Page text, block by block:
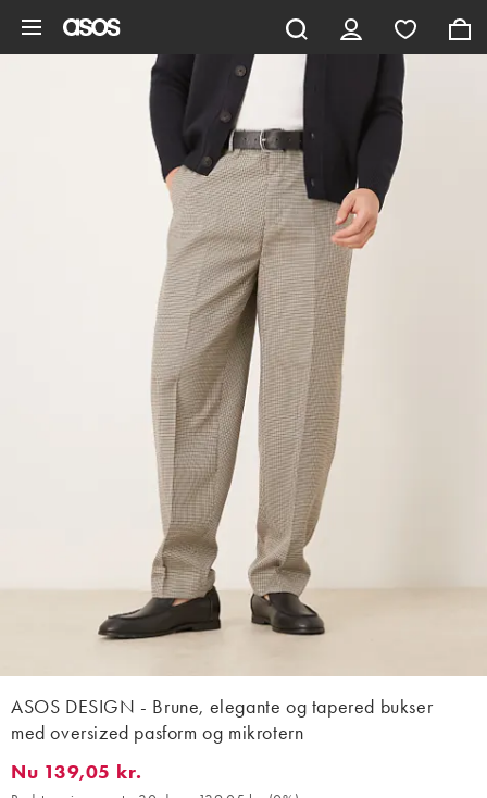
ASOS DESIGN - Brune, elegante og tapered bukser
med oversized pasform og mikrotern
Nu 139,05 kr.. Bedste pris seneste 30 dage 139,05 kr. (0%).
Nu 139,05 kr.